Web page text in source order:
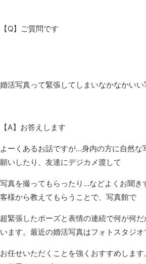
【Q】ご質問です
婚活写真って緊張してしまいなかなかいい
【A】お答えします
よーくあるお話ですが…身内の方に自然
願いしたり、友達にデジカメ渡して
写真を撮ってもらったり…などよくお聞き
客様から教えてもらうことで、写真館で
超緊張したポーズと表情の連続で何が何
います。最近の婚活写真はフォトスタジオ
お任せいただくことを強くおすすめしま